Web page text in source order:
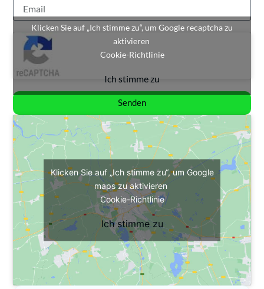
Klicken Sie auf „Ich stimme zu“, um Google recaptcha zu
aktivieren
Cookie-Richtlinie
Ich stimme zu
Senden
Klicken Sie auf „Ich stimme zu“, um Google
maps zu aktivieren
Cookie-Richtlinie
Ich stimme zu